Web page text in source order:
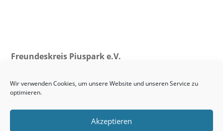
Wir verwenden Cookies, um unsere Website und unseren Service zu
optimieren.
Akzeptieren
Freundeskreis Piuspark e.V.
Klaus Iffland, Joseph Jehlicka (Schriftführer), Maurizio
Grandesso (Kassier)
freundeskreis-piuspark@gmx.de